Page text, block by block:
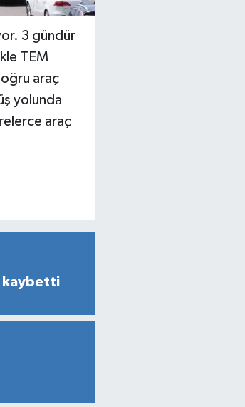
3 gündür
TEM
araç
yolunda
araç
kaybetti